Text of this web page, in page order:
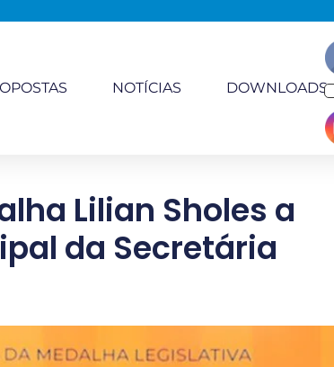
NOTÍCIAS DOWNLOADS
Lilian Sholes a
da Secretária